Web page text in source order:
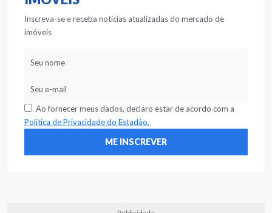
Inscreva-se e receba notícias atualizadas do mercado de
imóveis
Ao fornecer meus dados, declaro estar de acordo com a
Política de Privacidade do Estadão.